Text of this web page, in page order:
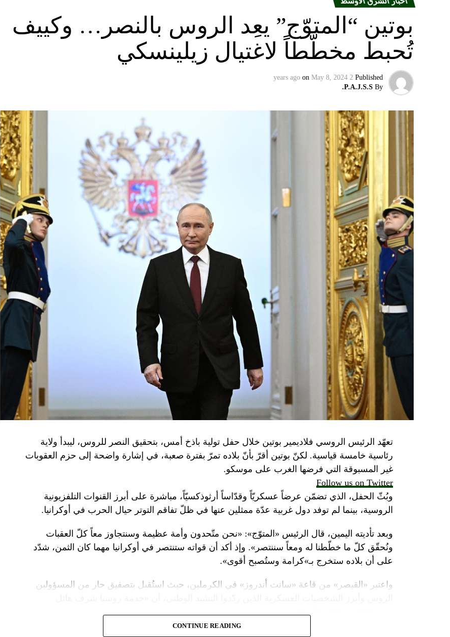
بوتين “المتوّج” يعِد الروس بالنصر… وكييف
تُحبط مخطّطاً لاغتيال زيلينسكي
Published
2 years ago
on May 8, 2024
By
P.A.J.S.S.
تعهّد الرئيس الروسي فلاديمير بوتين خلال حفل تولية باذخ أمس، بتحقيق النصر للروس، ليبدأ ولاية
رئاسية خامسة قياسية. لكنّ بوتين أقرّ بأنّ بلاده تمرّ بفترة صعبة، في إشارة واضحة إلى حزم العقوبات
غير المسبوقة التي فرضها الغرب على موسكو.
Follow us on Twitter
وبُثّ الحفل، الذي تضمّن عرضاً عسكريّاً وقدّاساً أرثوذكسيّاً، مباشرة على أبرز القنوات التلفزيونية
الروسية، بينما لم توفد دول غربية عدّة ممثلين عنها في ظلّ تفاقم التوتر حيال الحرب في أوكرانيا.
وبعد تأديته اليمين، قال الرئيس «المتوّج»: «نحن متّحدون وأمة عظيمة وسنتجاوز معاً كلّ العقبات
ونُحقّق كلّ ما خطّطنا له ومعاً سننتصر». وإذ أكد أن قواته ستنتصر في أوكرانيا مهما كان الثمن، شدّد
على أن بلاده ستخرج بـ»كرامة وستُصبح أقوى».
واعتبر «القيصر» من قاعة «سانت أندروز» في الكرملين، حيث استُقبل بتصفيق حار من المسؤولين
CONTINUE READING